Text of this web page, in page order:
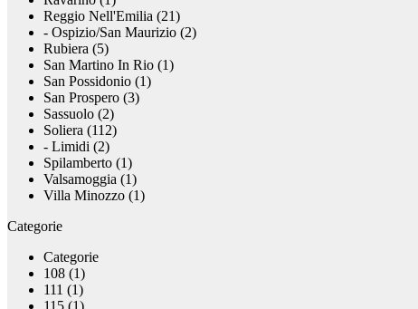
Reggio Nell'Emilia (21)
- Ospizio/San Maurizio (2)
Rubiera (5)
San Martino In Rio (1)
San Possidonio (1)
San Prospero (3)
Sassuolo (2)
Soliera (112)
- Limidi (2)
Spilamberto (1)
Valsamoggia (1)
Villa Minozzo (1)
Categorie
Categorie
108 (1)
111 (1)